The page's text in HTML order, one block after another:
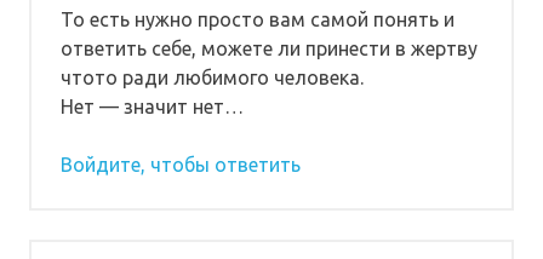
То есть нужно просто вам самой понять и
ответить себе, можете ли принести в жертву
чтото ради любимого человека.
Нет — значит нет…
Войдите, чтобы ответить